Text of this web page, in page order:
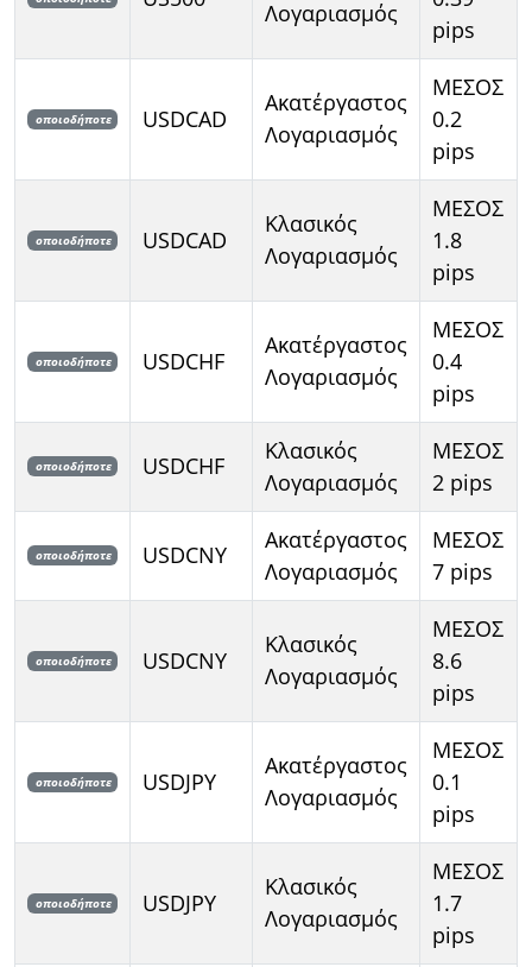
Λογαριασμός
pips
οποιοδήποτε USDCAD
Ακατέργαστος
Λογαριασμός
ΜΕΣΟΣ
0.2
pips
οποιοδήποτε USDCAD
Κλασικός
Λογαριασμός
ΜΕΣΟΣ
1.8
pips
οποιοδήποτε USDCHF
Ακατέργαστος
Λογαριασμός
ΜΕΣΟΣ
0.4
pips
οποιοδήποτε USDCHF
Κλασικός
Λογαριασμός
ΜΕΣΟΣ
2 pips
οποιοδήποτε USDCNY
Ακατέργαστος
Λογαριασμός
ΜΕΣΟΣ
7 pips
οποιοδήποτε USDCNY
Κλασικός
Λογαριασμός
ΜΕΣΟΣ
8.6
pips
οποιοδήποτε USDJPY
Ακατέργαστος
Λογαριασμός
ΜΕΣΟΣ
0.1
pips
οποιοδήποτε USDJPY
Κλασικός
Λογαριασμός
ΜΕΣΟΣ
1.7
pips